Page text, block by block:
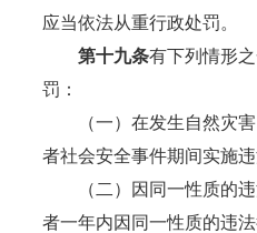
应当依法从重行政处罚。
第十九条有下列情形
罚：
（一）在发生自然灾害
者社会安全事件期间实施违
（二）因同一性质的违
者一年内因同一性质的违